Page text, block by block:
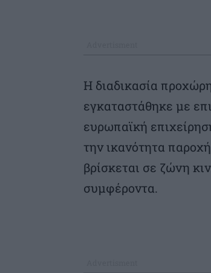
Η διαδικασία
εγκαταστάθηκε με
ευρωπαϊκή
την ικανότητα
βρίσκεται σε ζώνη
συμφέροντα.